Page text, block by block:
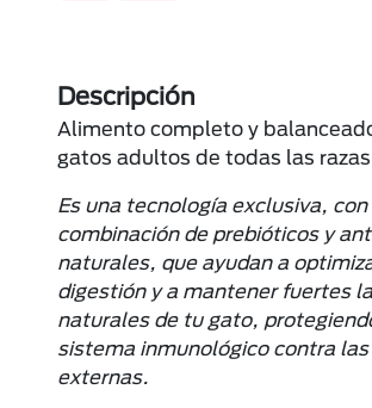
Descripción
Alimento completo y
gatos adultos de todas las
Es una tecnología exclusiva, con
combinación de prebióticos y
naturales, que ayudan a
digestión y a mantener fuertes
naturales de tu gato,
sistema inmunológico contra
externas.